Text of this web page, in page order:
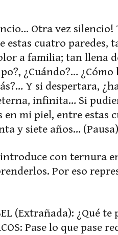
Otra vez
estas cuatro paredes,
a familia; tan llena
¿Cuándo?…
Y si despertara,
infinita… Si
en mi piel, entre estas
y siete años…
con ternura
Por eso
(Extrañada): ¿Qué
Pase lo que pase